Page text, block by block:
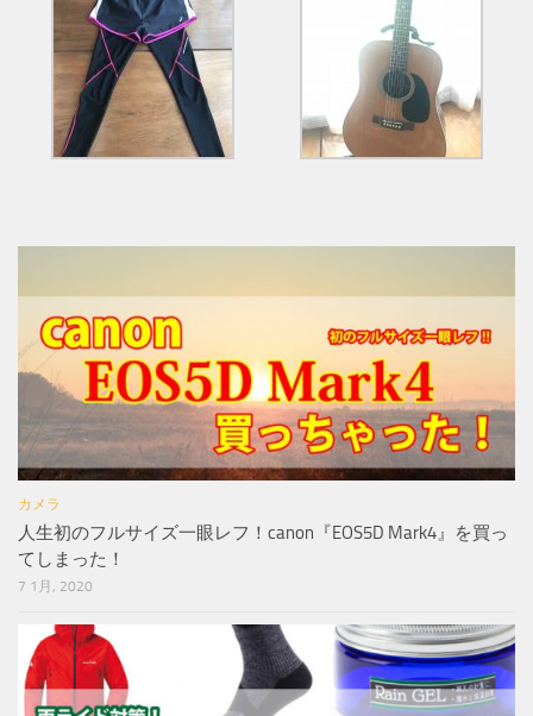
カメラ
人生初のフルサイズ一眼レフ！canon『EOS5D Mark4』を買っ
てしまった！
7 1月, 2020